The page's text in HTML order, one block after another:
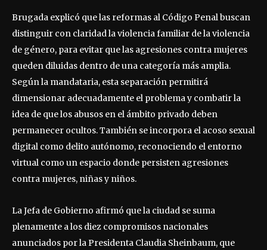
Brugada explicó que las reformas al Código Penal buscan
distinguir con claridad la violencia familiar de la violencia
de género, para evitar que las agresiones contra mujeres
queden diluidas dentro de una categoría más amplia.
Según la mandataria, esta separación permitirá
dimensionar adecuadamente el problema y combatir la
idea de que los abusos en el ámbito privado deben
permanecer ocultos. También se incorpora el acoso sexual
digital como delito autónomo, reconociendo el entorno
virtual como un espacio donde persisten agresiones
contra mujeres, niñas y niños.
La Jefa de Gobierno afirmó que la ciudad se suma
plenamente a los diez compromisos nacionales
anunciados por la Presidenta Claudia Sheinbaum, que